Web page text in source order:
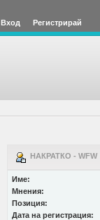
Вход Регистрирай
НАКРАТКО - WFW
Име:
Мнения:
Позиция:
Дата на регистрация: